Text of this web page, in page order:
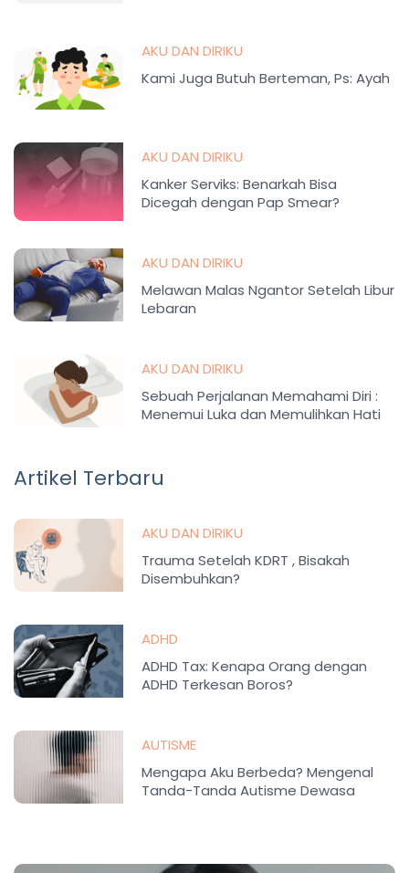
AKU DAN DIRIKU
Kami Juga Butuh Berteman, Ps: Ayah
AKU DAN DIRIKU
Kanker Serviks: Benarkah Bisa
Dicegah dengan Pap Smear?
AKU DAN DIRIKU
Melawan Malas Ngantor Setelah Libur
Lebaran
AKU DAN DIRIKU
Sebuah Perjalanan Memahami Diri :
Menemui Luka dan Memulihkan Hati
Artikel Terbaru
AKU DAN DIRIKU
Trauma Setelah KDRT , Bisakah
Disembuhkan?
ADHD
ADHD Tax: Kenapa Orang dengan
ADHD Terkesan Boros?
AUTISME
Mengapa Aku Berbeda? Mengenal
Tanda-Tanda Autisme Dewasa